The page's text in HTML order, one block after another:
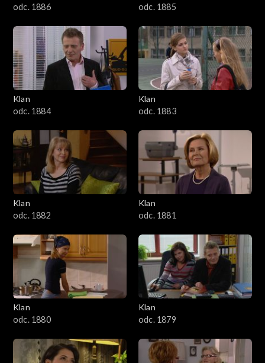
1901–2000
1801–1900
1701–1800
1601–1700
1501–1600
1401–1500
1301–1400
1201–1300
1101–1200
1001–1100
901–1000
801–900
odc. 1886
odc. 1885
Klan
odc. 1884
Klan
odc. 1883
Klan
odc. 1882
Klan
odc. 1881
Klan
odc. 1880
Klan
odc. 1879